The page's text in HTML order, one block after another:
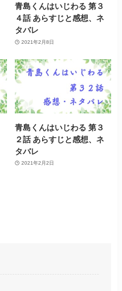
青島くんはいじわる 第３
４話 あらすじと感想、ネ
タバレ
2021年2月8日
青島くんはいじわる 第３
２話 あらすじと感想、ネ
タバレ
2021年2月2日